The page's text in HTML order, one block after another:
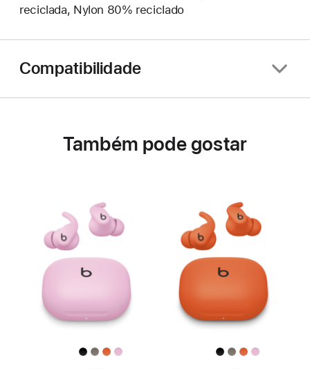
reciclada, Nylon 80% reciclado
Compatibilidade
Também pode gostar